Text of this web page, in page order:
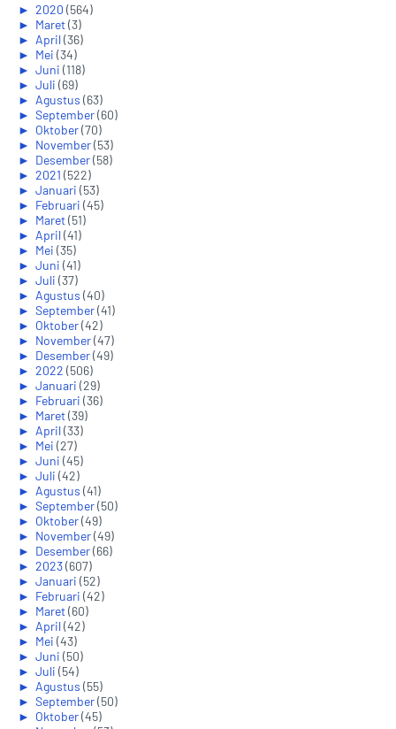
► 2020 (564)
► Maret(3)
► April(36)
► Mei (34)
► Juni (118)
► Juli (69)
► Agustus (63)
► September(60)
► Oktober(70)
► November(53)
► Desember(58)
► 2021 (522)
► Januari (53)
► Februari (45)
► Maret(51)
► April(41)
► Mei (35)
► Juni (41)
► Juli (37)
► Agustus (40)
► September(41)
► Oktober(42)
► November(47)
► Desember(49)
► 2022 (506)
► Januari (29)
► Februari (36)
► Maret(39)
► April(33)
► Mei (27)
► Juni (45)
► Juli (42)
► Agustus (41)
► September(50)
► Oktober(49)
► November(49)
► Desember(66)
► 2023(607)
► Januari (52)
► Februari (42)
► Maret(60)
► April(42)
► Mei (43)
► Juni (50)
► Juli (54)
► Agustus (55)
► September(50)
► Oktober(45)